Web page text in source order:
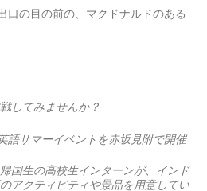
の目の前の、マクドナルドのある
してみませんか？
語サマーイベントを赤坂見附で開催
国生の高校生インターンが、インド
アクティビティや景品を用意してい